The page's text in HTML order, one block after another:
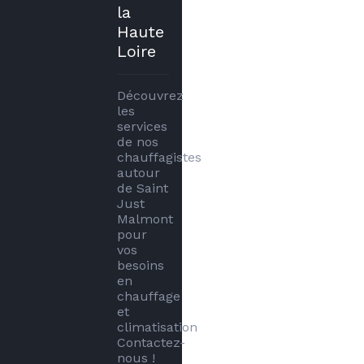
la
Haute
Loire
Découvrez
les
services
de nos
chauffagistes
autour
de Saint
Just
Malmont
pour
vos
besoins
en
chauffage
et
climatisation
Contactez-
nous !